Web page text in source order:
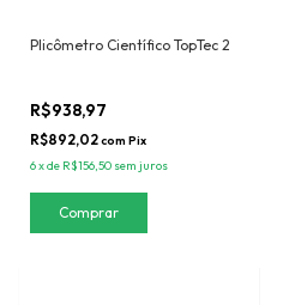
Plicômetro Científico TopTec 2
R$938,97
R$892,02com Pix
6xde R$156,50 sem juros